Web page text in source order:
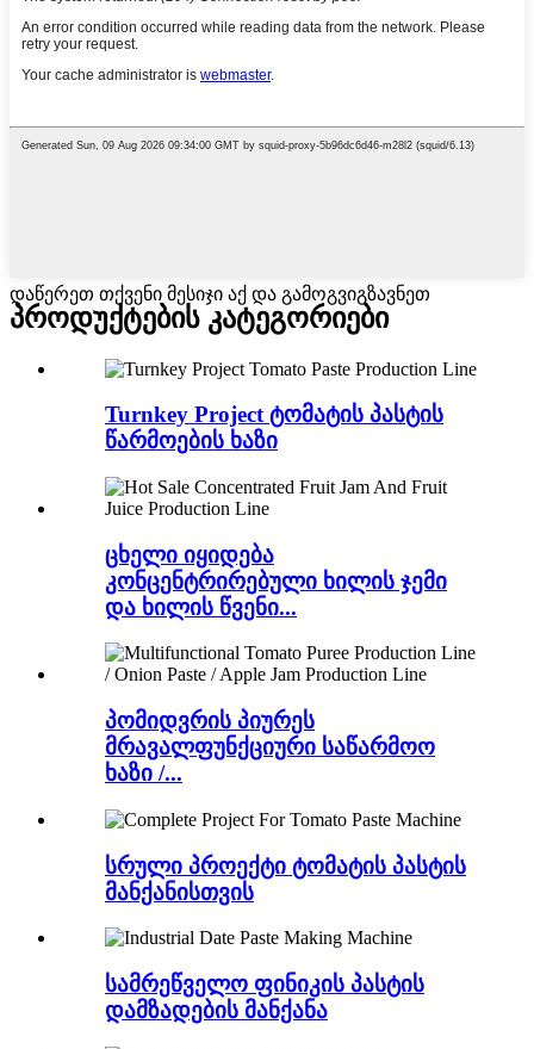
დაწერეთ თქვენი მესიჯი აქ და გამოგვიგზავნეთ
პროდუქტების კატეგორიები
Turnkey Project ტომატის პასტის
წარმოების ხაზი
ცხელი იყიდება
კონცენტრირებული ხილის ჯემი
და ხილის წვენი...
პომიდვრის პიურეს
მრავალფუნქციური საწარმოო
ხაზი /...
სრული პროექტი ტომატის პასტის
მანქანისთვის
სამრეწველო ფინიკის პასტის
დამზადების მანქანა